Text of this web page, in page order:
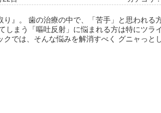
り』。 歯の治療の中で、「苦手」と思われる
しまう「嘔吐反射」に悩まれる方は特にツラ
クでは、そんな悩みを解消すべく グニャっと